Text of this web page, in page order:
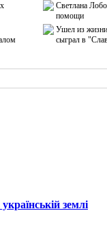
Светлана
помощи
Ушел из жизни
сыграл в
землі